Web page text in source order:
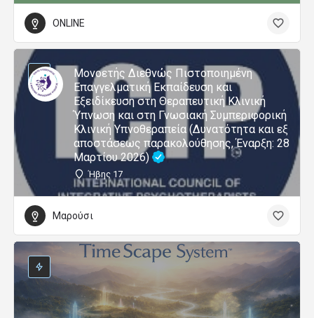
ONLINE
Μονοετής Διεθνώς Πιστοποιημένη
Επαγγελματική Εκπαίδευση και
Εξειδίκευση στη Θεραπευτική Κλινική
Ύπνωση και στη Γνωσιακή Συμπεριφορική
Κλινική Υπνοθεραπεία (Δυνατότητα και εξ
αποστάσεως παρακολούθησης, Έναρξη: 28
Μαρτίου 2026)
Ήβης 17
Μαρούσι